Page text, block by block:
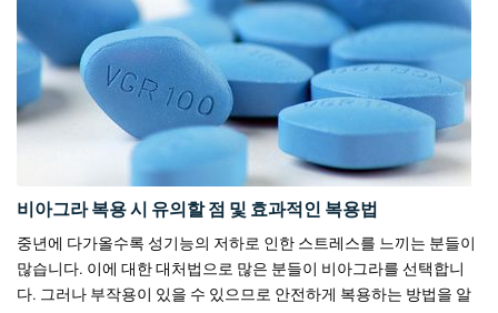
비아그라 복용 시 유의할 점 및 효과적인 복용법
중년에 다가올수록 성기능의 저하로 인한 스트레스를 느끼는 분들이
많습니다. 이에 대한 대처법으로 많은 분들이 비아그라를 선택합니
다. 그러나 부작용이 있을 수 있으므로 안전하게 복용하는 방법을 알